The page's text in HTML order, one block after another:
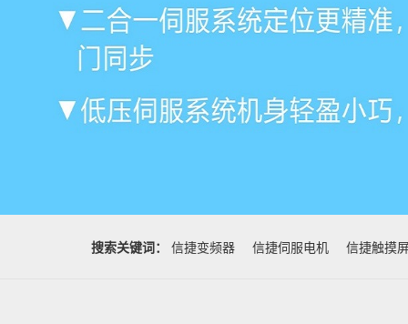
搜索关键词： 信捷变频器 信捷伺服电机 信捷触摸